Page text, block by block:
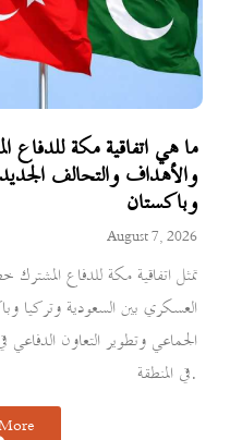
ما هي اتفاقية مكة للدفاع
والأهداف والتحالف
وباكستان
August 7, 2026
تمثل اتفاقية مكة للدفاع
العسكري بين السعودية وتركيا
الجماعي وتطوير التعاون الدفاعي
في المنطقة.